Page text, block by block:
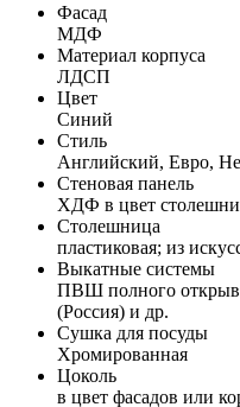
Фасад
МДФ
Материал корпуса
ЛДСП
Цвет
Синий
Стиль
Английский, Евро,
Стеновая панель
ХДФ в цвет
Столешница
пластиковая; из
Выкатные системы
ПВШ полного
(Россия) и др.
Сушка для посуды
Хромированная
Цоколь
в цвет фасадов или